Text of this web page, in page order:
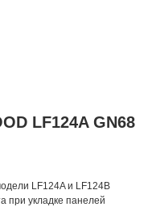
LF124A GN68
LF124A и LF124B
при укладке панелей